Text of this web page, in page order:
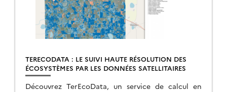
TERECODATA : LE SUIVI HAUTE RÉSOLUTION DES
ÉCOSYSTÈMES PAR LES DONNÉES SATELLITAIRES
Découvrez TerEcoData, un service de calcul en